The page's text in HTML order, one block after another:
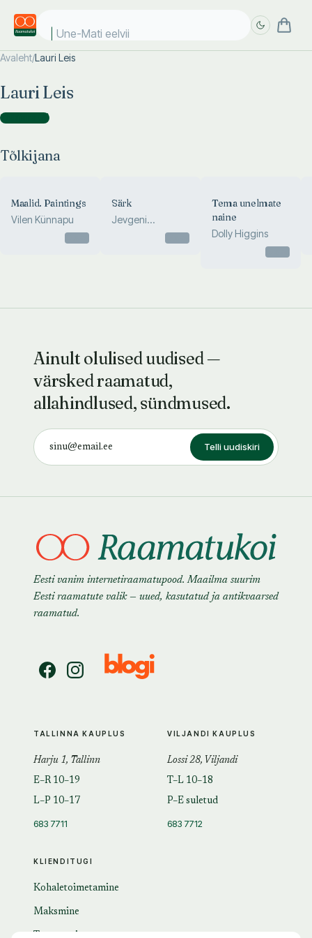
Une-Mati eelviim
Avaleht/Lauri Leis
Lauri Leis
Tõlkijana )
Tõlkijana
Maalid. Paintings
Vilen Künnapu
Särk
Jevgeni
Tema unelmate
naine
Dolly Higgins
Ainult olulised uudised —
värsked raamatud,
allahindlused, sündmused.
Telli uudiskiri
Eesti vanim internetiraamatupood. Maailma suurim
Eesti raamatute valik — uued, kasutatud ja antikvaarsed
raamatud.
KLIENDITUGI
Kohaletoimetamine
Maksmine
TALLINNA KAUPLUS
Harju 1, Tallinn
E–R 10–19
L–P 10–17
683 7711
VILJANDI KAUPLUS
Lossi 28, Viljandi
T–L 10–18
P–E suletud
683 7712